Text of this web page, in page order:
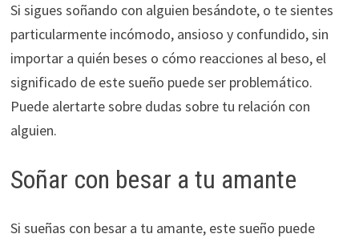
Si sigues soñando con alguien besándote, o te sientes
particularmente incómodo, ansioso y confundido, sin
importar a quién beses o cómo reacciones al beso, el
significado de este sueño puede ser problemático.
Puede alertarte sobre dudas sobre tu relación con
alguien.
Soñar con besar a tu amante
Si sueñas con besar a tu amante, este sueño puede